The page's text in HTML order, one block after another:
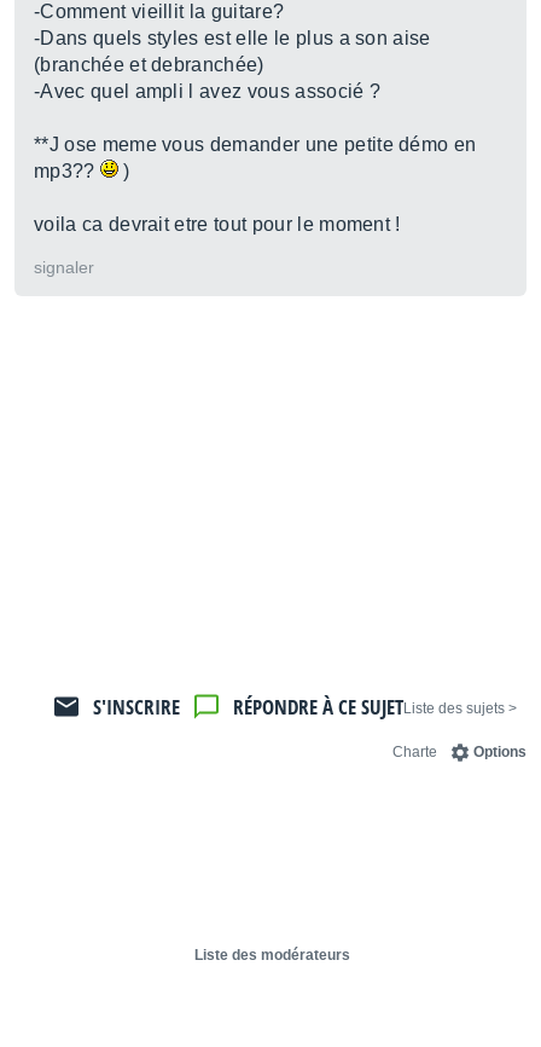
-Comment vieillit la guitare?
-Dans quels styles est elle le plus a son aise
(branchée et debranchée)
-Avec quel ampli l avez vous associé ?
**J ose meme vous demander une petite démo en
mp3??
)
voila ca devrait etre tout pour le moment !
signaler
< Liste des sujets
RÉPONDRE À CE SUJET
S'INSCRIRE
Options
Charte
Liste des modérateurs